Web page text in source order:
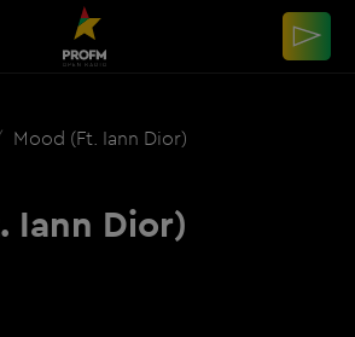
Mood (ft. Iann Dior)
Iann Dior)